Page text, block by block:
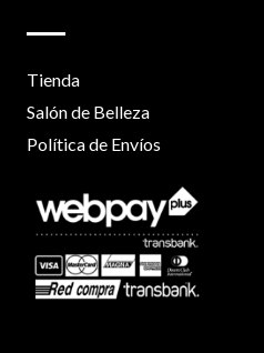
Tienda
Salón de Belleza
Política de Envíos